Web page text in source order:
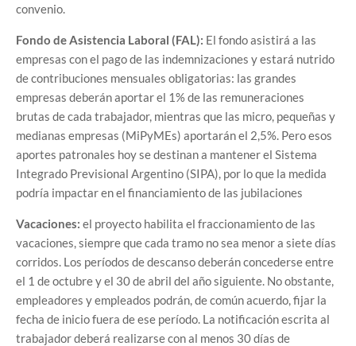
convenio.
Fondo de Asistencia Laboral (FAL): El fondo asistirá a las
empresas con el pago de las indemnizaciones y estará nutrido
de contribuciones mensuales obligatorias: las grandes
empresas deberán aportar el 1% de las remuneraciones
brutas de cada trabajador, mientras que las micro, pequeñas y
medianas empresas (MiPyMEs) aportarán el 2,5%. Pero esos
aportes patronales hoy se destinan a mantener el Sistema
Integrado Previsional Argentino (SIPA), por lo que la medida
podría impactar en el financiamiento de las jubilaciones
Vacaciones: el proyecto habilita el fraccionamiento de las
vacaciones, siempre que cada tramo no sea menor a siete días
corridos. Los períodos de descanso deberán concederse entre
el 1 de octubre y el 30 de abril del año siguiente. No obstante,
empleadores y empleados podrán, de común acuerdo, fijar la
fecha de inicio fuera de ese período. La notificación escrita al
trabajador deberá realizarse con al menos 30 días de